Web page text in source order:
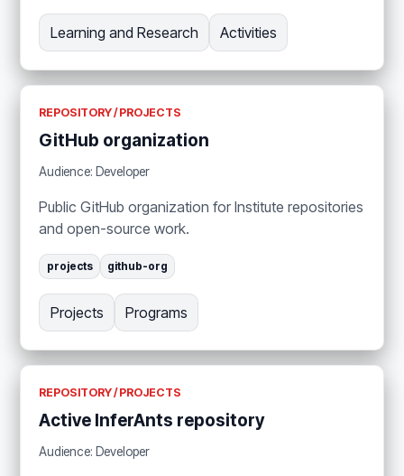
Learning and Research Activities
REPOSITORY / PROJECTS
GitHub organization
Audience: Developer
Public GitHub organization for Institute repositories
and open-source work.
projects github-org
Projects Programs
REPOSITORY / PROJECTS
Active InferAnts repository
Audience: Developer